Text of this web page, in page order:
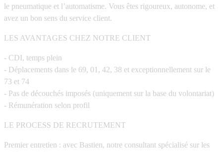
le pneumatique et l’automatisme. Vous êtes rigoureux, autonome, et
avez un bon sens du service client.
LES AVANTAGES CHEZ NOTRE CLIENT
- CDI, temps plein
- Déplacements dans le 69, 01, 42, 38 et exceptionnellement sur le
73 et 74
- Pas de découchés imposés (uniquement sur la base du volontariat)
- Rémunération selon profil
LE PROCESS DE RECRUTEMENT
Premier entretien : avec Bastien, notre consultant spécialisé sur les